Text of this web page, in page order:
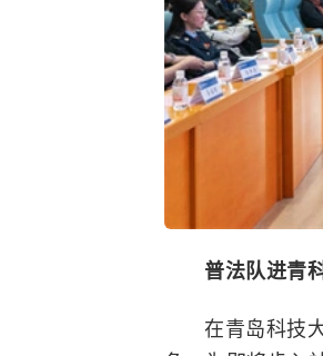
普法队进青
在青岛科技